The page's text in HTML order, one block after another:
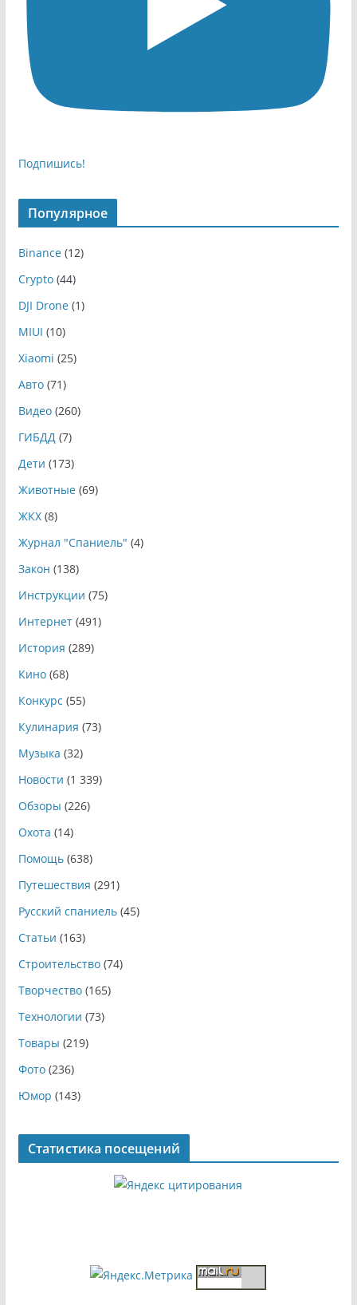
Подпишись!
Популярное
Binance(12)
Crypto(44)
DJI Drone(1)
MIUI (10)
Xiaomi (25)
Авто(71)
Видео(260)
ГИБДД(7)
Дети (173)
Животные(69)
ЖКХ(8)
Журнал "Спаниель" (4)
Закон (138)
Инструкции (75)
Интернет(491)
История (289)
Кино(68)
Конкурс (55)
Кулинария (73)
Музыка (32)
Новости (1 339)
Обзоры (226)
Охота (14)
Помощь(638)
Путешествия (291)
Русский спаниель(45)
Статьи (163)
Строительство(74)
Творчество(165)
Технологии (73)
Товары (219)
Фото(236)
Юмор (143)
Статистика посещений